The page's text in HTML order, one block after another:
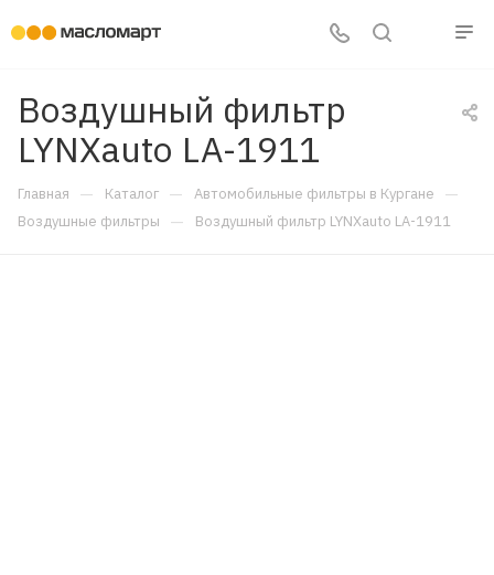
Воздушный фильтр
LYNXauto LA-1911
Главная — Каталог — Автомобильные фильтры в Кургане —
Воздушные фильтры — Воздушный фильтр LYNXauto LA-1911